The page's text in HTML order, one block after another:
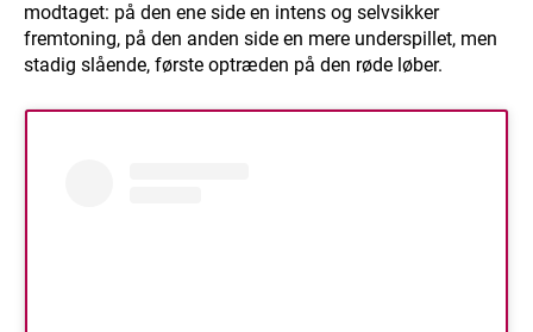
modtaget: på den ene side en intens og selvsikker
fremtoning, på den anden side en mere underspillet, men
stadig slående, første optræden på den røde løber.